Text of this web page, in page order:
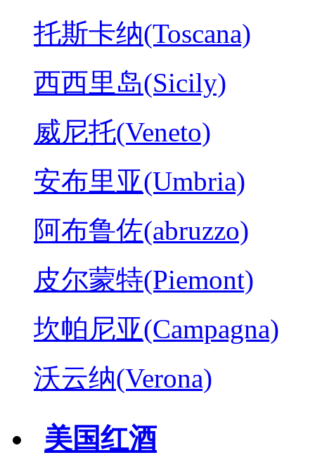
托斯卡纳(Toscana)
西西里岛(Sicily)
威尼托(Veneto)
安布里亚(Umbria)
阿布鲁佐(abruzzo)
皮尔蒙特(Piemont)
坎帕尼亚(Campagna)
沃云纳(Verona)
美国红酒